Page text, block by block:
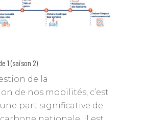
1 (saison 2)
de la
de nos mobilités, c’est
une part significative de